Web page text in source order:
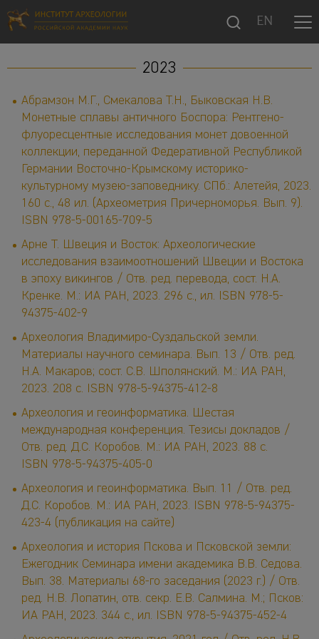
EN
2023
Абрамзон М.Г., Смекалова Т.Н., Быковская Н.В.
Монетные сплавы античного Боспора: Рентгено-
флуоресцентные исследования монет довоенной
коллекции, переданной Федеративной Республикой
Германии Восточно-Крымскому историко-
культурному музею-заповеднику. СПб.: Алетейя, 2023.
160 с., 48 ил. (Археометрия Причерноморья. Вып. 9).
ISBN 978-5-00165-709-5
Арне Т. Швеция и Восток: Археологические
исследования взаимоотношений Швеции и Востока
в эпоху викингов / Отв. ред. перевода, сост. Н.А.
Кренке. М.: ИА РАН, 2023. 296 с., ил. ISBN 978-5-
94375-402-9
Археология Владимиро-Суздальской земли.
Материалы научного семинара. Вып. 13 / Отв. ред.
Н.А. Макаров; сост. С.В. Шполянский. М.: ИА РАН,
2023. 208 с. ISBN 978-5-94375-412-8
Археология и геоинформатика. Шестая
международная конференция. Тезисы докладов /
Отв. ред. Д.С. Коробов. М.: ИА РАН, 2023. 88 с.
ISBN 978-5-94375-405-0
Археология и геоинформатика. Вып. 11 / Отв. ред.
Д.С. Коробов. М.: ИА РАН, 2023. ISBN 978-5-94375-
423-4 (публикация на сайте)
Археология и история Пскова и Псковской земли:
Ежегодник Семинара имени академика В.В. Седова.
Вып. 38. Материалы 68-го заседания (2023 г.) / Отв.
ред. Н.В. Лопатин, отв. секр. Е.В. Салмина. М.; Псков:
ИА РАН, 2023. 344 с., ил. ISBN 978-5-94375-452-4